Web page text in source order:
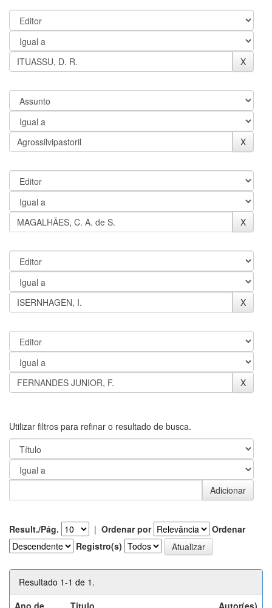
Utilizar filtros para refinar o resultado de busca.
Result./Pág. | Ordenar por
Ordenar
Registro(s)
Resultado 1-1 de 1.
Ano de
Título Autor(es)